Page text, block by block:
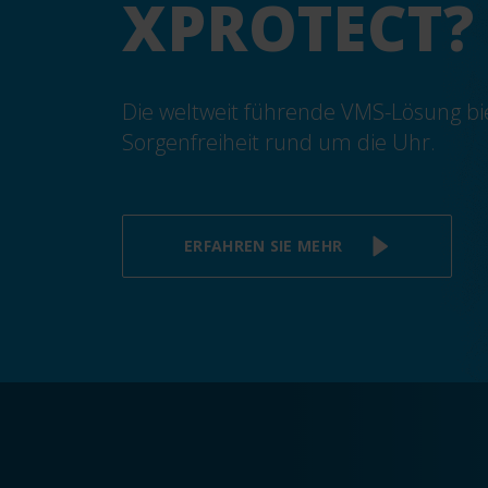
XPROTECT?
Die weltweit führende VMS-Lösung
Sorgenfreiheit rund um die Uhr.
ERFAHREN SIE MEHR